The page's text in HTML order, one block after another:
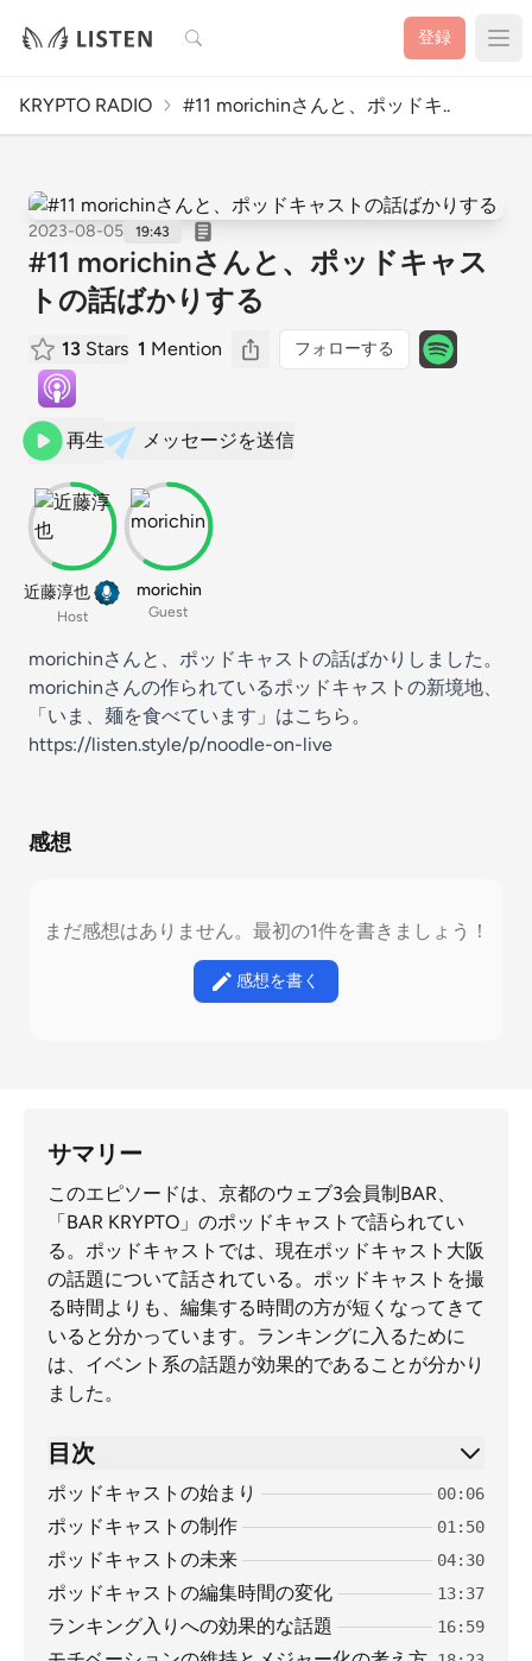
検索 登録
KRYPTO RADIO #11 morichinさんと、ポッドキ..
2023-08-05 19:43
#11 morichinさんと、ポッドキャス
トの話ばかりする
13 Stars 1 Mention フォローする
再生 メッセージを送信
近藤淳也
Host
morichin
Guest
morichinさんと、ポッドキャストの話ばかりしました。
morichinさんの作られているポッドキャストの新境地、
「いま、麺を食べています」はこちら。
https://listen.style/p/noodle-on-live
感想
まだ感想はありません。最初の1件を書きましょう！
感想を書く
サマリー
このエピソードは、京都のウェブ3会員制BAR、
「BAR KRYPTO」のポッドキャストで語られてい
る。ポッドキャストでは、現在ポッドキャスト大阪
の話題について話されている。ポッドキャストを撮
る時間よりも、編集する時間の方が短くなってきて
いると分かっています。ランキングに入るために
は、イベント系の話題が効果的であることが分かり
ました。
目次
ポッドキャストの始まり 00:06
ポッドキャストの制作 01:50
ポッドキャストの未来 04:30
ポッドキャストの編集時間の変化 13:37
ランキング入りへの効果的な話題 16:59